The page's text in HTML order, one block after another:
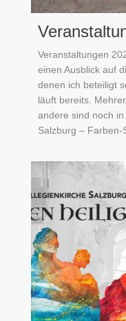
Veranstaltungen
einen Ausblick auf
denen ich beteiligt
läuft bereits.
andere sind noch
Salzburg – Farben-